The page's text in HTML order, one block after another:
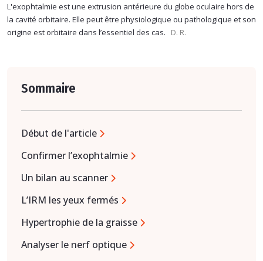
L'exophtalmie est une extrusion antérieure du globe oculaire hors de
la cavité orbitaire. Elle peut être physiologique ou pathologique et son
origine est orbitaire dans l’essentiel des cas.
D. R.
Sommaire
Début de l'article
Confirmer l’exophtalmie
Un bilan au scanner
L’IRM les yeux fermés
Hypertrophie de la graisse
Analyser le nerf optique